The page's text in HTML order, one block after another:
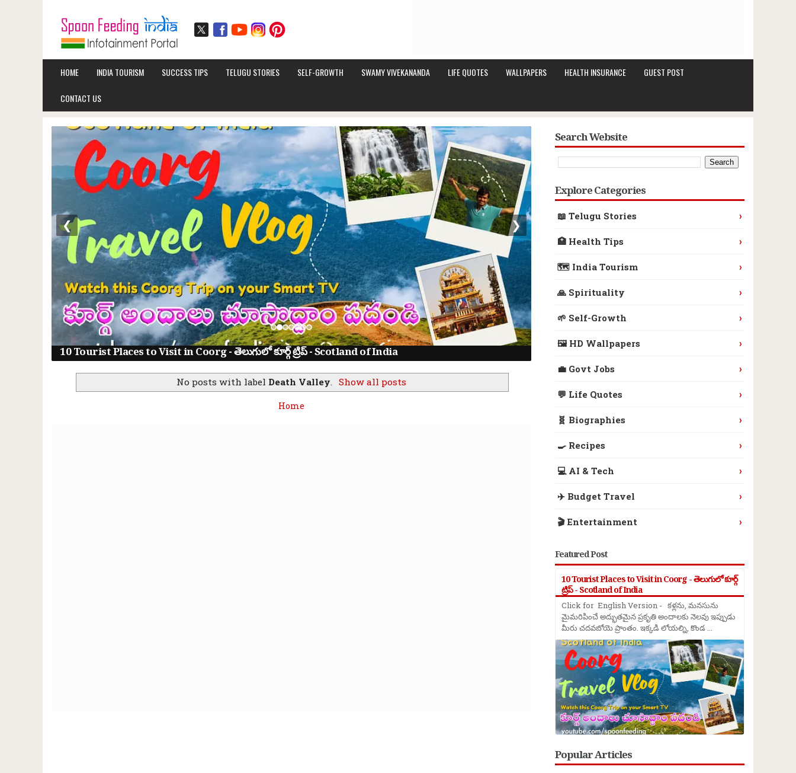
HOME INDIA TOURISM SUCCESS TIPS TELUGU STORIES SELF-GROWTH SWAMY VIVEKANANDA LIFE QUOTES WALLPAPERS HEALTH INSURANCE GUEST POST
CONTACT US
10 Tourist Places to Visit in Coorg - తెలుగులో కూర్గ్ ట్రిప్ - Scotland of India
❮ ❯
No posts with label Death Valley. Show all posts
Home
Search Website
Explore Categories
📖 Telugu Stories ›
🏥 Health Tips ›
🗺️ India Tourism ›
🙏 Spirituality ›
🌱 Self-Growth ›
🖼️ HD Wallpapers ›
💼 Govt Jobs ›
💬 Life Quotes ›
🧬 Biographies ›
🍳 Recipes ›
💻 AI & Tech ›
✈️ Budget Travel ›
🎬 Entertainment ›
Featured Post
10 Tourist Places to Visit in Coorg - తెలుగులో కూర్గ్
ట్రిప్ - Scotland of India
Click for English Version - కళ్లను, మనసును
మైమరిపించే అద్భుతమైన ప్రకృతి అందాలకు నెలవు ఇప్పుడు
మీరు చదవబోయె ప్రాంతం. ఇక్కడి లోయల్ని, కొండ ...
Popular Articles